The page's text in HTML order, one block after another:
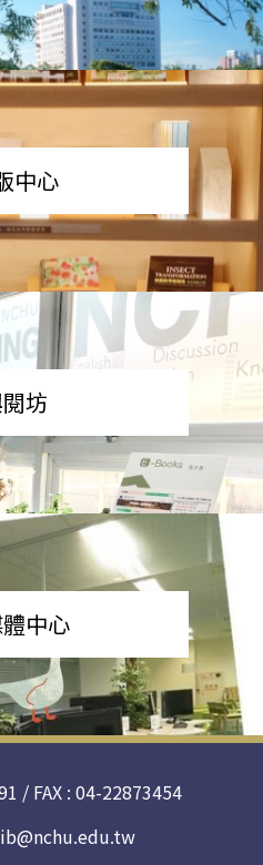
中心
坊
中心
/ FAX : 04-22873454